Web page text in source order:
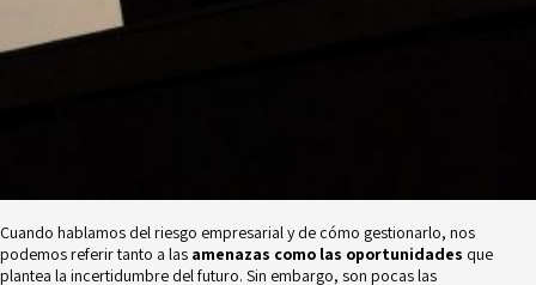
Cuando hablamos del riesgo empresarial y de cómo gestionarlo, nos
podemos referir tanto a las amenazas como las oportunidades que
plantea la incertidumbre del futuro. Sin embargo, son pocas las